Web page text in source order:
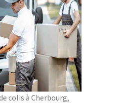
colis à Cherbourg,